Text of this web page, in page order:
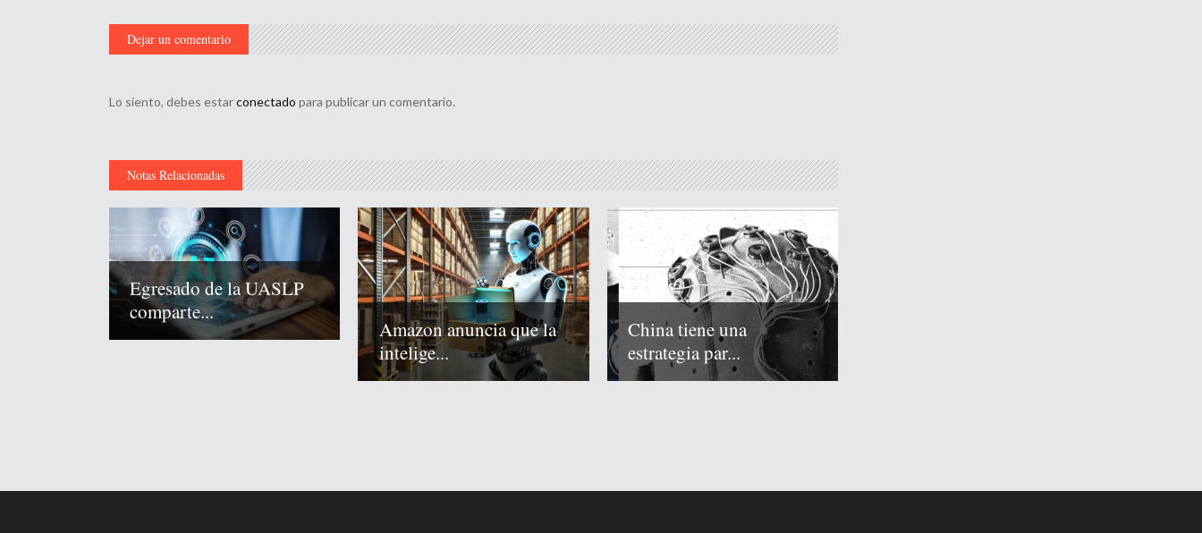
Dejar un comentario
Lo siento, debes estarconectado para publicar un comentario.
Notas Relacionadas
Egresado de la UASLP
comparte...
Amazon anuncia que la
intelige...
China tiene una
estrategia par...